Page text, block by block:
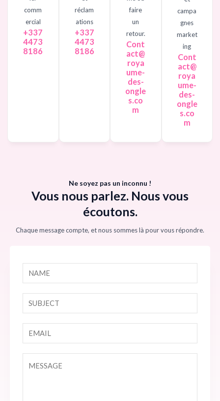
comm
ercial
+337
4473
8186
réclam
ations
+337
4473
8186
faire
un
retour.
Cont
act@
roya
ume-
des-
ongle
s.co
m
campa
gnes
market
ing
Cont
act@
roya
ume-
des-
ongle
s.co
m
Ne soyez pas un inconnu !
Vous nous parlez. Nous vous
écoutons.
Chaque message compte, et nous sommes là pour vous répondre.
m
*
n
l
a